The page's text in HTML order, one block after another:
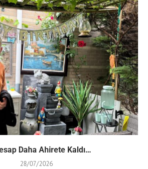
Daha Ahirete Kaldı…
28/07/2026